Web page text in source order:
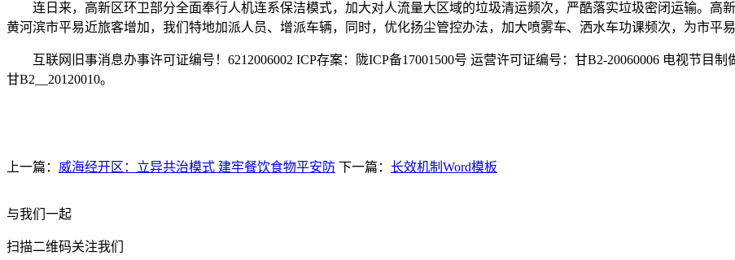
连日来，高新区环卫部分全面奉行人机连系保洁模式，加大对人流量大区域的垃圾清运频次，严酷落实垃圾密闭运输。高新
黄河滨市平易近旅客增加，我们特地加派人员、增派车辆，同时，优化扬尘管控办法，加大喷雾车、洒水车功课频次，为市平
互联网旧事消息办事许可证编号！6212006002 ICP存案：陇ICP备17001500号 运营许可证编号：甘B2-20060006 电视节目制
甘B2__20120010。
上一篇： 威海经开区：立异共治模式 建牢餐饮食物平安防 下一篇： 长效机制Word模板
与我们一起
扫描二维码关注我们